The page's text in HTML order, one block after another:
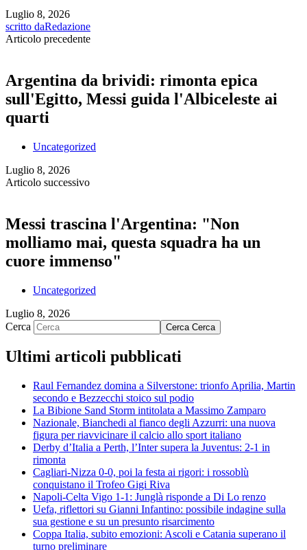
Luglio 8, 2026
scritto daRedazione
Articolo precedente
Argentina da brividi: rimonta epica
sull'Egitto, Messi guida l'Albiceleste ai
quarti
Uncategorized
Luglio 8, 2026
Articolo successivo
Messi trascina l'Argentina: "Non
molliamo mai, questa squadra ha un
cuore immenso"
Uncategorized
Luglio 8, 2026
Cerca
Cerca Cerca
Ultimi articoli pubblicati
Raul Fernandez domina a Silverstone: trionfo Aprilia, Martin
secondo e Bezzecchi stoico sul podio
La Bibione Sand Storm intitolata a Massimo Zamparo
Nazionale, Bianchedi al fianco degli Azzurri: una nuova
figura per riavvicinare il calcio allo sport italiano
Derby d’Italia a Perth, l’Inter supera la Juventus: 2-1 in
rimonta
Cagliari-Nizza 0-0, poi la festa ai rigori: i rossoblù
conquistano il Trofeo Gigi Riva
Napoli-Celta Vigo 1-1: Junglà risponde a Di Lo renzo
Uefa, riflettori su Gianni Infantino: possibile indagine sulla
sua gestione e su un presunto risarcimento
Coppa Italia, subito emozioni: Ascoli e Catania superano il
turno preliminare